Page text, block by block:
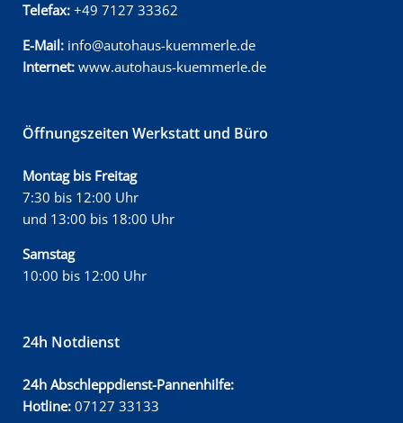
Telefax: +49 7127 33362
E-Mail: info@autohaus-kuemmerle.de
Internet: www.autohaus-kuemmerle.de
Öffnungszeiten Werkstatt und Büro
Montag bis Freitag
7:30 bis 12:00 Uhr
und 13:00 bis 18:00 Uhr
Samstag
10:00 bis 12:00 Uhr
24h Notdienst
24h Abschleppdienst-Pannenhilfe:
Hotline: 07127 33133